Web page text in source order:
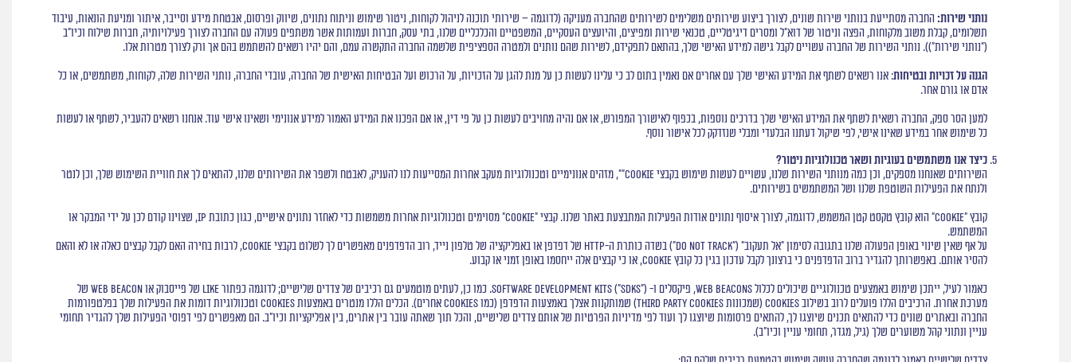
נותני שירות: החברה מסתייעת בנותני שירות שונים, לצורך ביצוע שירותים משלימים לשירותים שהחברה מעניקה (לדוגמה – שירותי תוכנה לניהול לקוחות, ניטור שימוש וניתוח נתונים, שיווק ופרסום, אבטחת מידע וסייבר, איתור ומניעת הונאות, עיבוד
תשלומים, קבלת משוב מלקוחות, הפצה וניטור של דוא"ל ומסרים דיגיטליים, טכנאי שירות ומפיצים, והיועצים העסקיים, המשפטיים והכלכליים שלנו, בתי עסק, חברות ועמותות אשר משתפים פעולה עם החברה לצורך פעילויותיה, חברות שילוח וכיו"ב
("נותני שירות")). נותני השירות של החברה עשויים לקבל גישה למידע האישי שלך, בהתאם לתפקידם, לשירות שהם נותנים ולמטרה הספציפית שלשמה החברה התקשרה עמם, והם יהיו רשאים להשתמש בהם אך ורק לצורך מטרות אלו.
הגנה על זכויות ובטיחות: אנו רשאים לשתף את המידע האישי שלך עם אחרים אם נאמין בתום לב כי עלינו לעשות כן על מנת להגן על הזכויות, על הרכוש ועל הבטיחות האישית של החברה, עובדי החברה, נותני השירות שלה, לקוחות, משתמשים, או כל
אדם או גורם אחר.
למען הסר ספק, החברה רשאית לשתף את המידע האישי שלך בדרכים נוספות, בכפוף לאישורך המפורש, או אם נהיה מחויבים לעשות כן על פי דין, או אם הפכנו את המידע האמור למידע אנונימי ושאינו אישי עוד. אנחנו רשאים להעביר, לשתף או לעשות
כל שימוש אחר במידע שאינו אישי, לפי שיקול דעתנו הבלעדי ומבלי שנזדקק לכל אישור נוסף.
כיצד אנו משתמשים בעוגיות ושאר טכנולוגיות ניטור?
השירותים שאנחנו מספקים, וכן כמה מנותני השירות שלנו, עשויים לעשות שימוש בקבצי Cookie"", מזהים אנונימיים וטכנולוגיות מעקב אחרות המסייעות לנו להעניק, לאבטח ולשפר את השירותים שלנו, להתאים לך את חוויית השימוש שלך, וכן לנטר
ולנתח את הפעילות השוטפת שלנו ושל המשתמשים בשירותים.
קובץ "Cookie" הוא קובץ טקסט קטן המשמש, לדוגמה, לצורך איסוף נתונים אודות הפעילות המתבצעת באתר שלנו. קבצי "Cookie" מסוימים וטכנולוגיות אחרות משמשות כדי לאחזר נתונים אישיים, כגון כתובת IP, שצוינו קודם לכן על ידי המבקר או
המשתמש.
על אף שאין שינוי באופן הפעולה שלנו בתגובה לסימון "אל תעקוב" (“Do Not Track”) בשדה כותרת ה-HTTP של דפדפן או באפליקציה של טלפון נייד, רוב הדפדפנים מאפשרים לך לשלוט בקבצי Cookie, לרבות בחירה האם לקבל קבצים כאלה או לא והאם
להסיר אותם. באפשרותך להגדיר ברוב הדפדפנים כי ברצונך לקבל עדכון בגין כל קובץ Cookie, או כי קבצים אלה ייחסמו באופן זמני או קבוע.
כאמור לעיל, ייתכן שימוש באמצעים טכנולוגיים שיכולים לכלול web beacons, פיקסלים ו- software development kits ("SDKs"). כמו כן, לעתים מוטמעים גם רכיבים של צדדים שלישיים; לדוגמה כפתור like של פייסבוק או web beacon של
מערכת אחרת. הרכיבים הללו פועלים לרוב בשילוב Cookies (שמכונות Third Party Cookies) שמותקנות אצלך באמצעות הדפדפן (כמו Cookies אחרים). הכלים הללו מנטרים באמצעות Cookies וטכנולוגיות דומות את הפעילות שלך בפלטפורמות
החברה ובאתרים שונים כדי להתאים תכנים שיוצגו לך, להתאים פרסומות שיוצגו לך ועוד לפי מדיניות הפרטיות של אותם צדדים שלישיים, והכל תוך שאתה עובר בין אתרים, בין אפליקציות וכיו"ב. הם מאפשרים לפי דפוסי הפעילות שלך להגדיר תחומי
עניין ונתוני קהל משוערים שלך (גיל, מגדר, תחומי עניין וכיו"ב).